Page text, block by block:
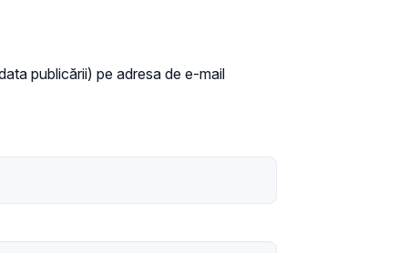
publicării) pe adresa de e-mail